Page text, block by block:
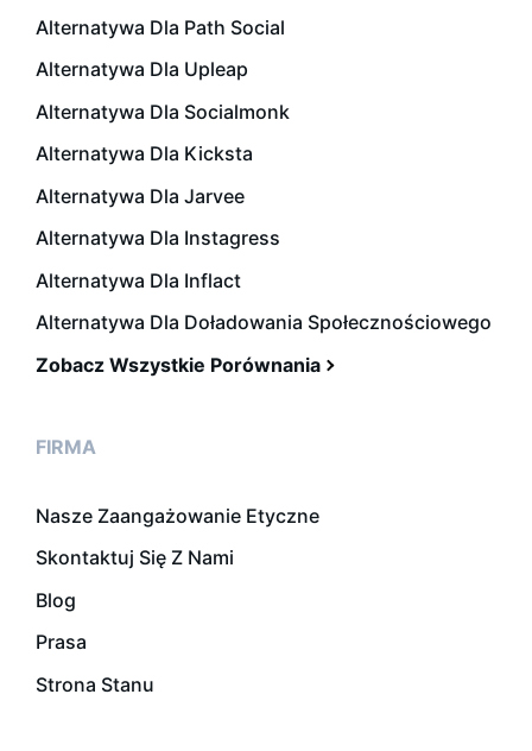
Alternatywa Dla Path Social
Alternatywa Dla Upleap
Alternatywa Dla Socialmonk
Alternatywa Dla Kicksta
Alternatywa Dla Jarvee
Alternatywa Dla Instagress
Alternatywa Dla Inflact
Alternatywa Dla Doładowania Społecznościowego
Zobacz Wszystkie Porównania
FIRMA
Nasze Zaangażowanie Etyczne
Skontaktuj Się Z Nami
Blog
Prasa
Strona Stanu